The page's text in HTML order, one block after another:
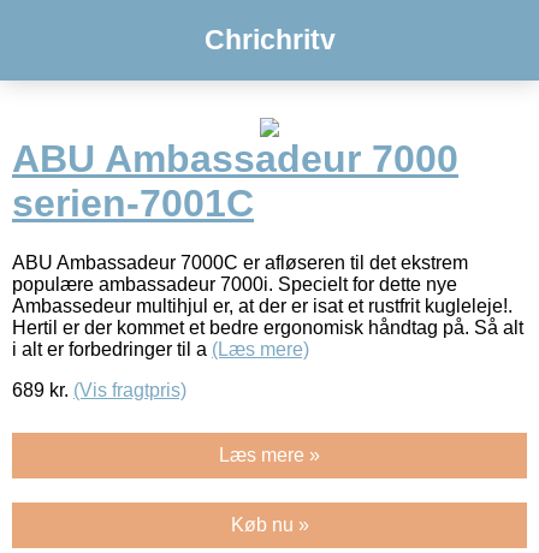
Chrichritv
ABU Ambassadeur 7000
serien-7001C
ABU Ambassadeur 7000C er afløseren til det ekstrem
populære ambassadeur 7000i. Specielt for dette nye
Ambassedeur multihjul er, at der er isat et rustfrit kugleleje!.
Hertil er der kommet et bedre ergonomisk håndtag på. Så alt
i alt er forbedringer til a (Læs mere)
689 kr. (Vis fragtpris)
Læs mere »
Køb nu »